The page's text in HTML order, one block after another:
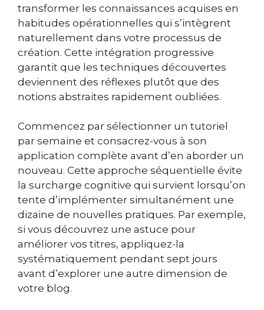
transformer les connaissances acquises en
habitudes opérationnelles qui s’intègrent
naturellement dans votre processus de
création. Cette intégration progressive
garantit que les techniques découvertes
deviennent des réflexes plutôt que des
notions abstraites rapidement oubliées.
Commencez par sélectionner un tutoriel
par semaine et consacrez-vous à son
application complète avant d’en aborder un
nouveau. Cette approche séquentielle évite
la surcharge cognitive qui survient lorsqu’on
tente d’implémenter simultanément une
dizaine de nouvelles pratiques. Par exemple,
si vous découvrez une astuce pour
améliorer vos titres, appliquez-la
systématiquement pendant sept jours
avant d’explorer une autre dimension de
votre blog.